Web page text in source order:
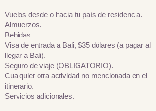
Vuelos desde o hacia tu país de residencia.
Almuerzos.
Bebidas.
Visa de entrada a Bali, $35 dólares (a pagar al
llegar a Bali).
Seguro de viaje (OBLIGATORIO).
Cualquier otra actividad no mencionada en el
itinerario.
Servicios adicionales.